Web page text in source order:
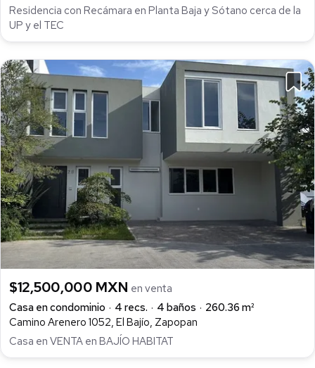
Residencia con Recámara en Planta Baja y Sótano cerca de la
UP y el TEC
$12,500,000 MXN en venta
Casa en condominio
4 recs. 4 baños
260.36 m²
Camino Arenero 1052, El Bajío, Zapopan
Casa en VENTA en BAJÍO HABITAT